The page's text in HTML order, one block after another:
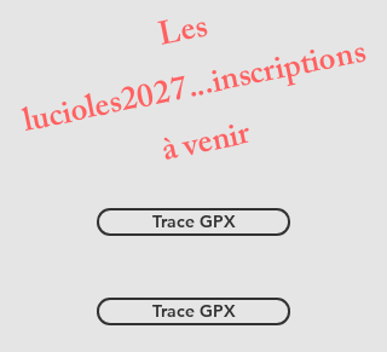
L
e
s
l
u
ci
ol
e
s2027...i
n
s
c
ri
pti
o
n
s
à
v
e
ni
r
Trace GPX
Trace GPX